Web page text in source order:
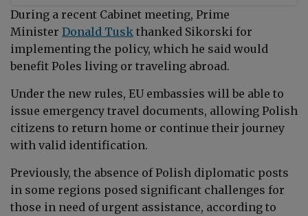
During a recent Cabinet meeting, Prime
Minister Donald Tusk thanked Sikorski for
implementing the policy, which he said would
benefit Poles living or traveling abroad.
Under the new rules, EU embassies will be able to
issue emergency travel documents, allowing Polish
citizens to return home or continue their journey
with valid identification.
Previously, the absence of Polish diplomatic posts
in some regions posed significant challenges for
those in need of urgent assistance, according to